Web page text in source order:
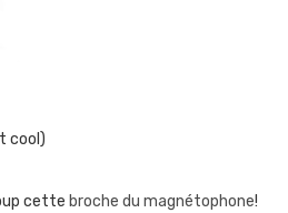
cool)
cette broche du magnétophone!